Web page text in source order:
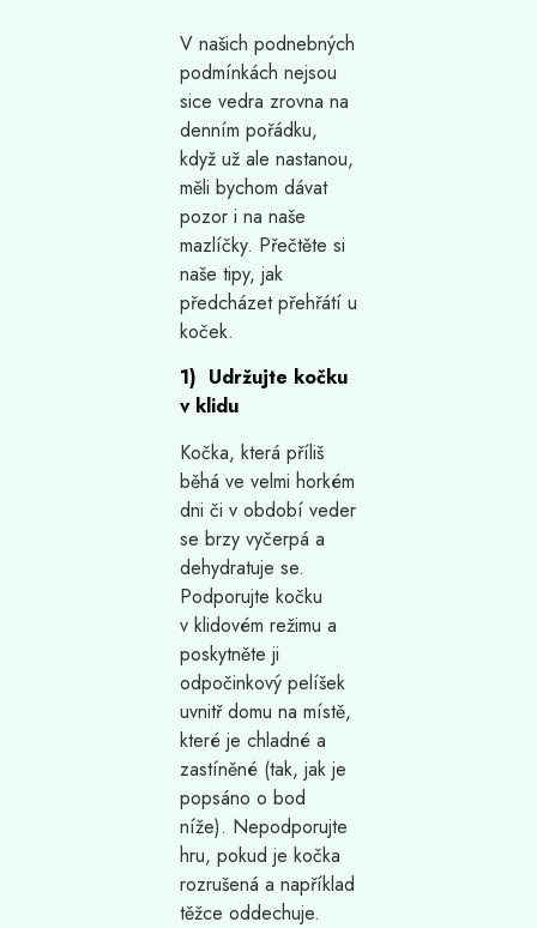
V našich podnebných
podmínkách nejsou
sice vedra zrovna na
denním pořádku,
když už ale nastanou,
měli bychom dávat
pozor i na naše
mazlíčky. Přečtěte si
naše tipy, jak
předcházet přehřátí u
koček.
1) Udržujte kočku
v klidu
Kočka, která příliš
běhá ve velmi horkém
dni či v období veder
se brzy vyčerpá a
dehydratuje se.
Podporujte kočku
v klidovém režimu a
poskytněte ji
odpočinkový pelíšek
uvnitř domu na místě,
které je chladné a
zastíněné (tak, jak je
popsáno o bod
níže). Nepodporujte
hru, pokud je kočka
rozrušená a například
těžce oddechuje.